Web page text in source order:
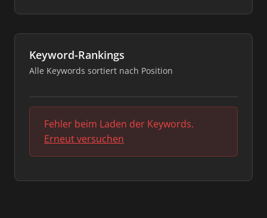
Keyword-Rankings
Alle Keywords sortiert nach Position
Fehler beim Laden der Keywords.
Erneut versuchen